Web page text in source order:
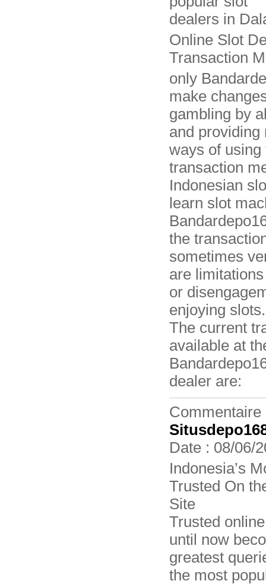
dealers in
Online Slot
Transaction
only
make
gambling by
and providing
ways of
transaction
Indonesian
learn slot
the
sometimes
are
or
enjoying slots.
The current
available at
dealer are:
Commentaire
Date : 08/06/
Indonesia’s
Trusted On
Site
Trusted
until now
greatest
the most